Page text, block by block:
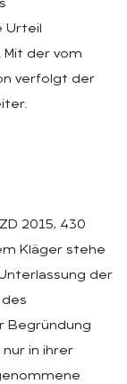
Urteil
der vom
verfolgt der
2015, 430
Kläger stehe
der
Begründung
in ihrer